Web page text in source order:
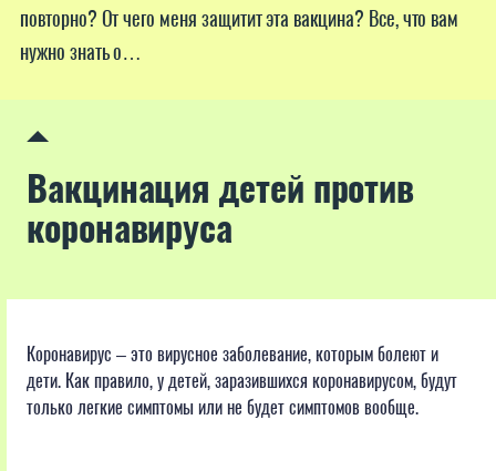
повторно? От чего меня защитит эта вакцина? Все, что вам
нужно знать о…
Вакцинация детей против
коронавируса
Коронавирус – это вирусное заболевание, которым болеют и
дети. Как правило, у детей, заразившихся коронавирусом, будут
только легкие симптомы или не будет симптомов вообще.